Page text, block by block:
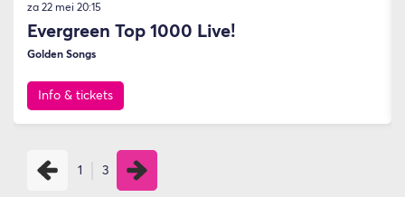
Evergreen Top 1000 Live!
Golden Songs
za 22 mei 20:15
Info & tickets
1 3